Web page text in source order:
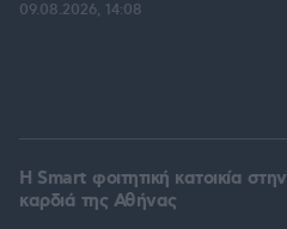
09.08.2026, 14:08
Η Smart φοιτητική κατοικία στην
καρδιά της Αθήνας